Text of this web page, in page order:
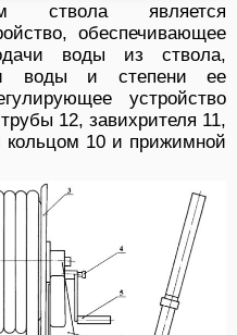
ствола является
обеспечивающее
воды из ствола,
воды и степени ее
устройство
12, завихрителя 11,
кольцом 10 и прижимной